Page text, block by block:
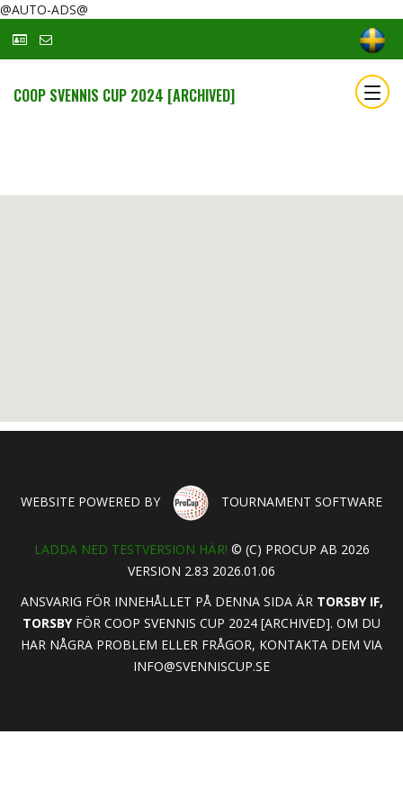
@AUTO-ADS@
COOP SVENNIS CUP 2024 [ARCHIVED]
WEBSITE POWERED BY TOURNAMENT SOFTWARE
LADDA NED TESTVERSION HÄR! © (C) PROCUP AB 2026
VERSION 2.83 2026.01.06
ANSVARIG FÖR INNEHÅLLET PÅ DENNA SIDA ÄR TORSBY IF,
TORSBYFÖR COOP SVENNIS CUP 2024 [ARCHIVED]. OM DU
HAR NÅGRA PROBLEM ELLER FRÅGOR, KONTAKTA DEM VIA
INFO@SVENNISCUP.SE